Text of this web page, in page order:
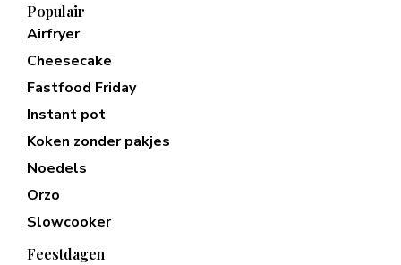
Populair
Airfryer
Cheesecake
Fastfood Friday
Instant pot
Koken zonder pakjes
Noedels
Orzo
Slowcooker
Feestdagen